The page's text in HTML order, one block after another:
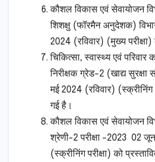
कौशल विकास एवं सेवायोजन
शिशक्षु (फॉरमैन अनुदेशक)
2024 (रविवार) (मुख्य
चिकित्सा, स्वास्थ्य एवं
निरीक्षक ग्रेड-2 (खाद्य सुरक्षा
मई 2024 (रविवार) (स्क्रीनिंग
गई है।
कौशल विकास एवं सेवायोजन
श्रेणी-2 परीक्षा -2023 02
(स्क्रीनिंग परीक्षा) को